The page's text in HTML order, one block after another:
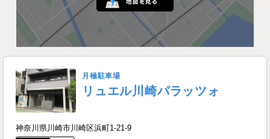
月極駐車場
リュエル川崎パラッツォ
神奈川県川崎市川崎区浜町1-21-9